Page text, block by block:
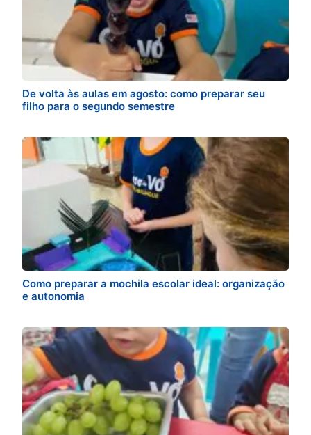
De volta às aulas em agosto: como preparar seu
filho para o segundo semestre
Como preparar a mochila escolar ideal: organização
e autonomia